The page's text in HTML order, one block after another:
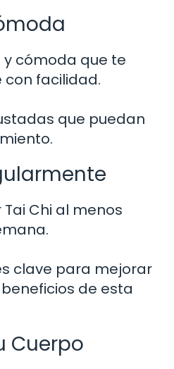
cómoda que te
facilidad.
que puedan
Chi al menos
clave para mejorar
de esta
Cuerpo